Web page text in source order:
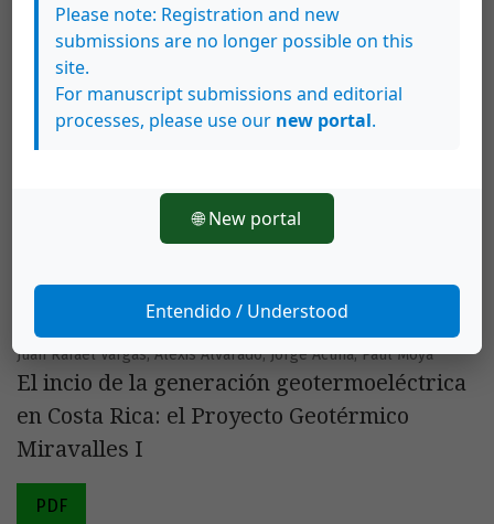
Mario Alberto Gómez Venegas, Olman Arias Molina, Karen Zárate
Robleto, Sergio Castro Zúñiga, Wilfredo Rojas Quesada, Asdrúbal
Vargas Sanabria
Resumen de tesis
Notas Técnicas
Juan Rafael Vargas, Alexis Alvarado, Jorge Acuña, Paul Moya
El incio de la generación geotermoeléctrica
en Costa Rica: el Proyecto Geotérmico
Miravalles I
PDF
Please note: Registration and new
submissions are no longer possible on this
site.
For manuscript submissions and editorial
processes, please use our new portal.
🌐 New portal
Entendido / Understood